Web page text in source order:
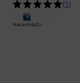
5.0
(1 )